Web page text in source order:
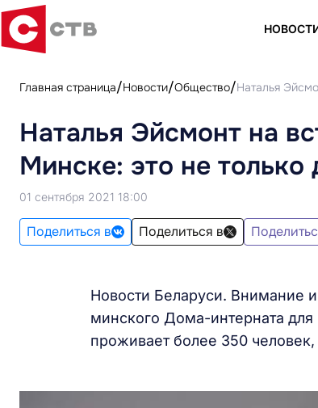
Главная страница Новости Общество Наталья
Наталья Эйсмонт на
Минске: это не только
01 сентября 2021 18:00
Поделиться в Поделиться в
Новости Беларуси. Внимание
минского Дома-интерната
проживает более 350